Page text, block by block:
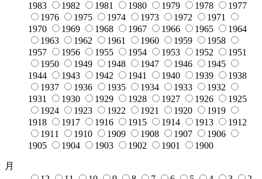
1983
1982 1981 1980 1979 1978
1977
1976
1975 1974 1973 1972
1971
1970
1969 1968 1967 1966 1965
1964
1963
1962 1961 1960 1959
1958
1957
1956 1955 1954 1953 1952
1951
1950
1949 1948 1947 1946
1945
1944
1943 1942 1941 1940 1939
1938
1937
1936 1935 1934 1933
1932
1931
1930 1929 1928 1927 1926
1925
1924
1923 1922 1921 1920
1919
1918
1917 1916 1915 1914 1913
1912
1911
1910 1909 1908 1907
1906
1905
1904 1903 1902 1901 1900
月